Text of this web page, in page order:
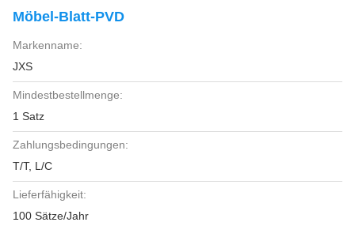
Möbel-Blatt-PVD
Markenname:
JXS
Mindestbestellmenge:
1 Satz
Zahlungsbedingungen:
T/T, L/C
Lieferfähigkeit:
100 Sätze/Jahr